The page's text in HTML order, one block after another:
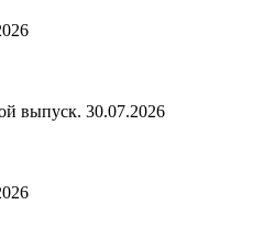
выпуск. 30.07.2026